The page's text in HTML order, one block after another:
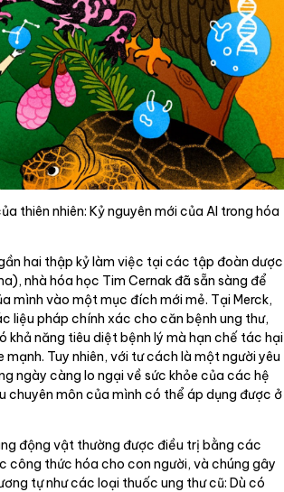
thiên nhiên: Kỷ nguyên mới của AI trong hóa
hai thập kỷ làm việc tại các tập đoàn dược
nhà hóa học Tim Cernak đã sẵn sàng để
mình vào một mục đích mới mẻ. Tại Merck,
liệu pháp chính xác cho căn bệnh ung thư,
khả năng tiêu diệt bệnh lý mà hạn chế tác hại
Tuy nhiên, với tư cách là một người yêu
ngày càng lo ngại về sức khỏe của các hệ
chuyên môn của mình có thể áp dụng được ở
động vật thường được điều trị bằng các
công thức hóa cho con người, và chúng gây
tự như các loại thuốc ung thư cũ: Dù có